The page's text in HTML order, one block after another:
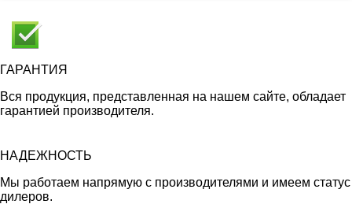
ГАРАНТИЯ
Вся продукция, представленная на нашем сайте, обладает
гарантией производителя.
НАДЕЖНОСТЬ
Мы работаем напрямую с производителями и имеем статус
дилеров.